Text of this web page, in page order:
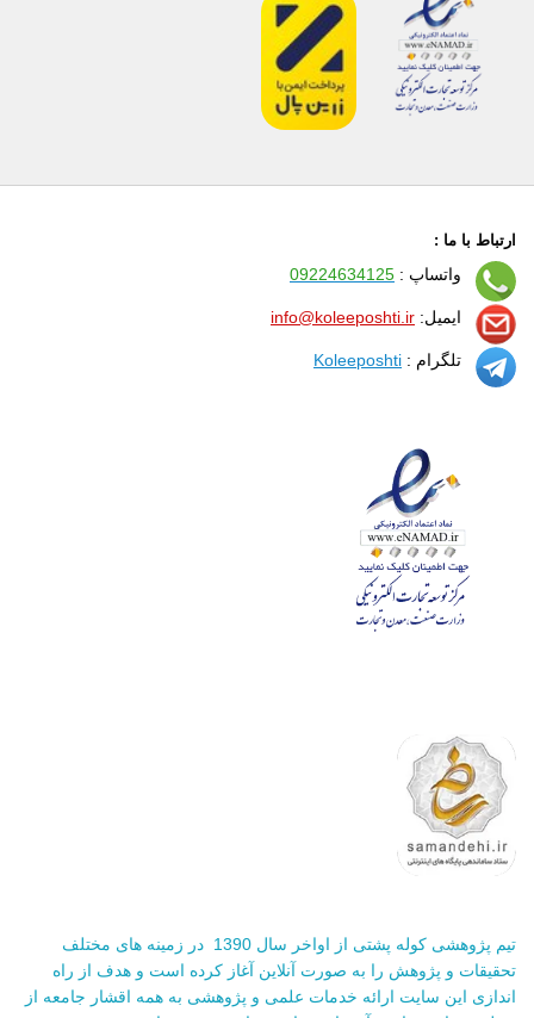
ارتباط با ما :
واتساپ : 09224634125
ایمیل: info@koleeposhti.ir
تلگرام : Koleeposhti
تیم پژوهشی کوله پشتی از اواخر سال 1390 در زمینه های مختلف
تحقیقات و پژوهش را به صورت آنلاین آغاز کرده است و هدف از راه
اندازی این سایت ارائه خدمات علمی و پژوهشی به همه اقشار جامعه از